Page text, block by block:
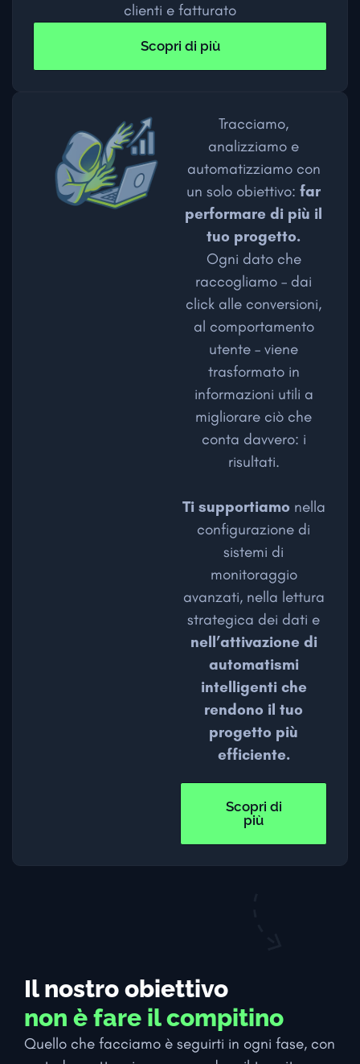
clienti e fatturato
Scopri di più
Tracciamo,
analizziamo e
automatizziamo con
un solo obiettivo: far
performare di più il
tuo progetto.
Ogni dato che
raccogliamo – dai
click alle conversioni,
al comportamento
utente – viene
trasformato in
informazioni utili a
migliorare ciò che
conta davvero: i
risultati.
Ti supportiamonella
configurazione di
sistemi di
monitoraggio
avanzati, nella lettura
strategica dei dati e
nell’attivazione di
automatismi
intelligenti che
rendono il tuo
progetto più
efficiente.
Scopri di
più
Il nostro obiettivo
non è fare il compitino
Quello che facciamo è seguirti in ogni fase, con